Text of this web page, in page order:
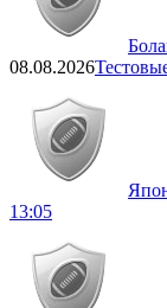
08.08.2026
13:05